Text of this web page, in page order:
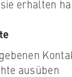
erhalten
ausüben